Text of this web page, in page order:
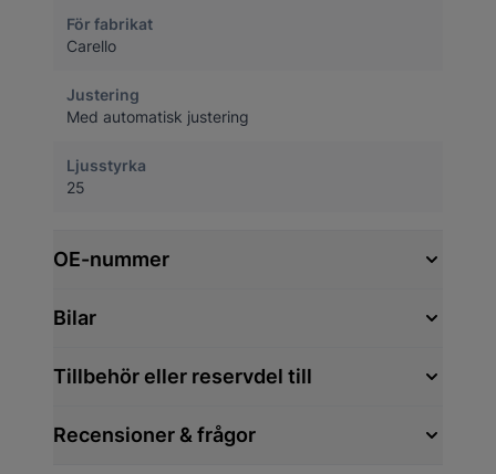
För fabrikat
Carello
Justering
Med automatisk justering
Ljusstyrka
25
OE-nummer
Bilar
Tillbehör eller reservdel till
Recensioner & frågor